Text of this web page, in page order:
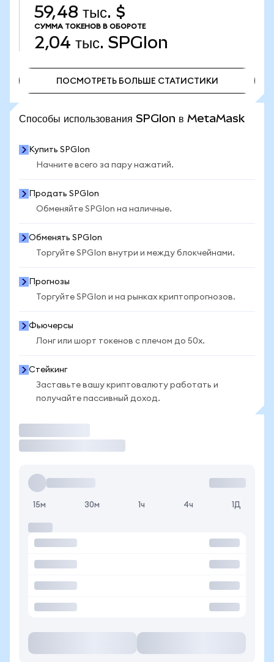
59,48 тыс. $
СУММА ТОКЕНОВ В ОБОРОТЕ
2,04 тыс. SPGIon
ПОСМОТРЕТЬ БОЛЬШЕ СТАТИСТИКИ
Способы использования SPGIon в MetaMask
Купить SPGIon
Начните всего за пару нажатий.
Продать SPGIon
Обменяйте SPGIon на наличные.
Обменять SPGIon
Торгуйте SPGIon внутри и между блокчейнами.
Прогнозы
Торгуйте SPGIon и на рынках криптопрогнозов.
Фьючерсы
Лонг или шорт токенов с плечом до 50x.
Стейкинг
Заставьте вашу криптовалюту работать и
получайте пассивный доход.
15м 30м 1ч 4ч 1Д